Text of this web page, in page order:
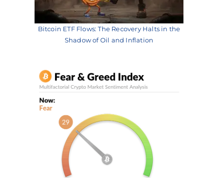
Bitcoin ETF Flows: The Recovery Halts in the
Shadow of Oil and Inflation